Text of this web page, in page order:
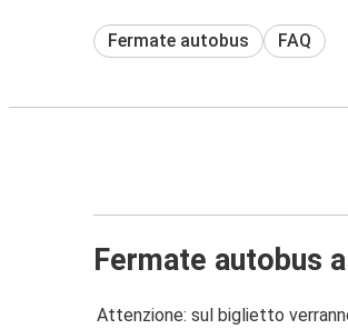
Fermate autobus FAQ
Fermate autobus
Attenzione: sul biglietto